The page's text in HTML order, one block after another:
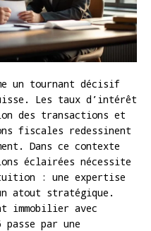
un tournant décisif
Les taux d’intérêt
des transactions et
fiscales redessinent
Dans ce contexte
éclairées nécessite
: une expertise
atout stratégique.
immobilier avec
passe par une